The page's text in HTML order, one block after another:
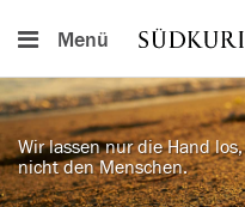
Menü
Wir lassen nur die Hand los,
nicht den Menschen.